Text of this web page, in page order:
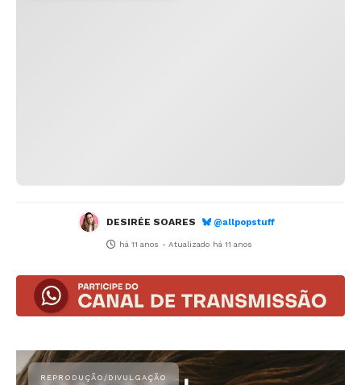
DESIRÉE SOARES @allpopstuff
há 11 anos - Atualizado há 11 anos